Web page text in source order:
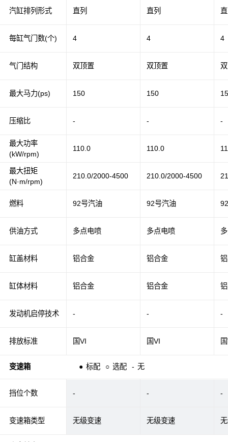
汽缸排列形式
每缸气门数(个)
气门结构
最大马力(ps)
压缩比
最大功率
(kW/rpm)
最大扭矩
(N·m/rpm)
燃料
供油方式
缸盖材料
缸体材料
发动机启停技术
排放标准
变速箱 ● 标配 ○ 选配 - 无
挡位个数
变速箱类型
直列 直列
4 4 4
双顶置 双顶置
150 150
- - -
110.0 110.0
210.0/2000-4500 210.0/2000-4500
92号汽油 92号汽油
多点电喷 多点电喷
铝合金 铝合金
铝合金 铝合金
- - -
国VI 国VI
- - -
无级变速 无级变速